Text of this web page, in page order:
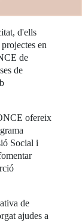
d'ells
en
de
de
ofereix
Social i
de
ajudes a